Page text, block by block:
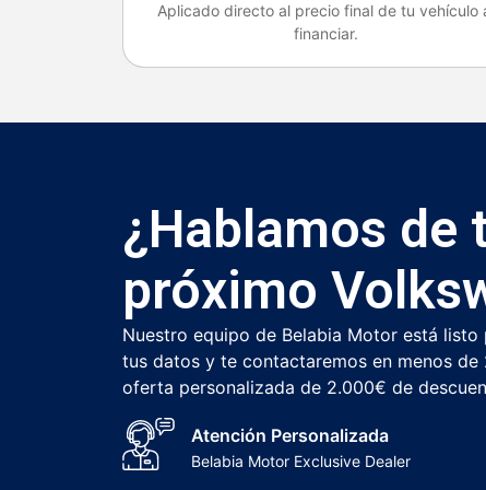
Aplicado directo al precio final de tu vehículo
financiar.
¿Hablamos de
próximo
Nuestro equipo de Belabia Motor está listo
tus datos y te contactaremos en menos
oferta personalizada de 2.000€ de
Atención Personalizada
Belabia Motor Exclusive Dealer